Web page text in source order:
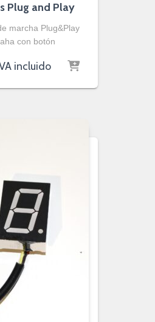
Plug and Play
marcha Plug&Play
con botón
incluido